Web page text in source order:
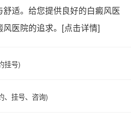
适。给您提供良好的白癜风医
医院的追求。 [点击详情]
挂号)
、挂号、咨询)